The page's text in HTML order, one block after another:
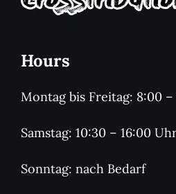
Hours
Montag bis Freitag: 8:00
Samstag: 10:30 – 16:00
Sonntag: nach Bedarf